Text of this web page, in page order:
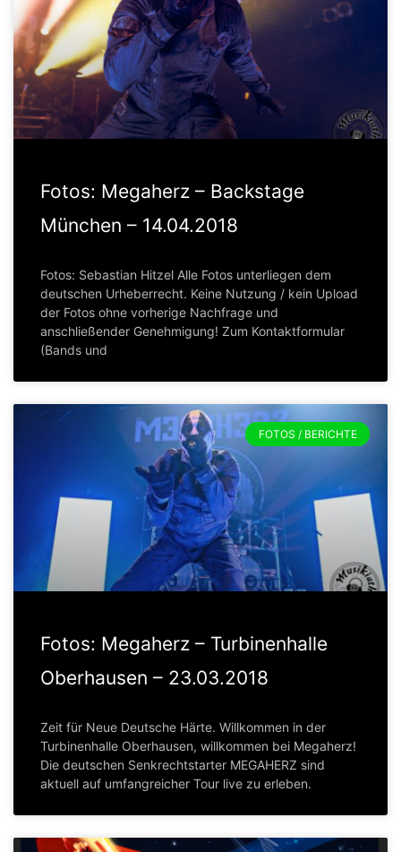
Fotos: Megaherz – Backstage
München – 14.04.2018
Fotos: Sebastian Hitzel Alle Fotos unterliegen dem
deutschen Urheberrecht. Keine Nutzung / kein Upload
der Fotos ohne vorherige Nachfrage und
anschließender Genehmigung! Zum Kontaktformular
(Bands und
FOTOS / BERICHTE
Fotos: Megaherz – Turbinenhalle
Oberhausen – 23.03.2018
Zeit für Neue Deutsche Härte. Willkommen in der
Turbinenhalle Oberhausen, willkommen bei Megaherz!
Die deutschen Senkrechtstarter MEGAHERZ sind
aktuell auf umfangreicher Tour live zu erleben.